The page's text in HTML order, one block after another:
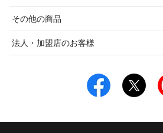
その他の商品
法人・加盟店のお客様